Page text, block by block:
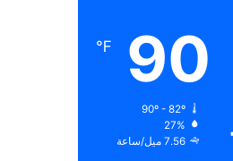
90
℉
90º - 82º
27%
7.56 ميل/ساعة